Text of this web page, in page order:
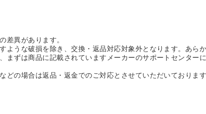
差異があります。
うな破損を除き、交換・返品対応対象外となります。あらか
ずは商品に記載されていますメーカーのサポートセンター
の場合は返品・返金でのご対応とさせていただいております